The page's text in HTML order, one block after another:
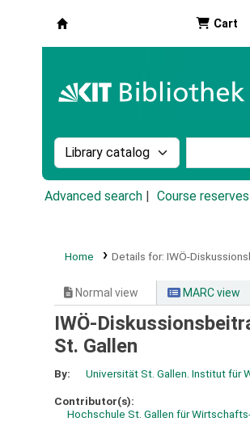
Cart
Search the catalog by:
Advanced search Course reserves
Home Details for: IWÖ-
Normal view MARC view
IWÖ-
St. Gallen
By: Universität St. Gallen. Institut für
Contributor(s):
Hochschule St. Gallen für